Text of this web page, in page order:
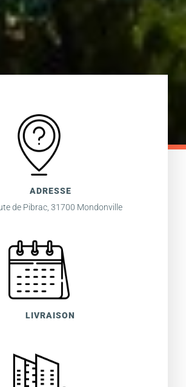
ADRESSE
de Pibrac, 31700 Mondonville
LIVRAISON